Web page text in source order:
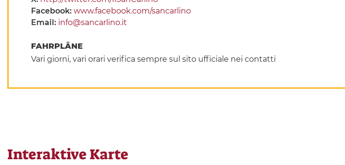
Facebook: www.facebook.com/sancarlino
Email: info@sancarlino.it
FAHRPLÄNE
Vari giorni, vari orari verifica sempre sul sito ufficiale nei contatti
Interaktive Karte